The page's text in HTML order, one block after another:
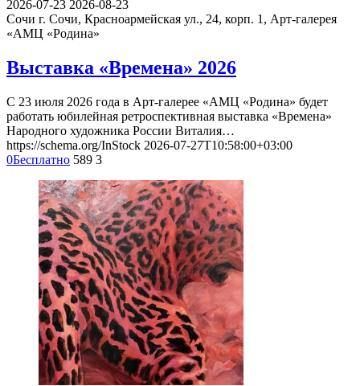
2026-07-23 2026-08-23
Сочи г. Сочи, Красноармейская ул., 24, корп. 1, Арт-галерея
«АМЦ «Родина»
Выставка «Времена» 2026
С 23 июля 2026 года в Арт-галерее «АМЦ «Родина» будет
работать юбилейная ретроспективная выставка «Времена»
Народного художника России Виталия…
https://schema.org/InStock 2026-07-27T10:58:00+03:00
0Бесплатно 589 3